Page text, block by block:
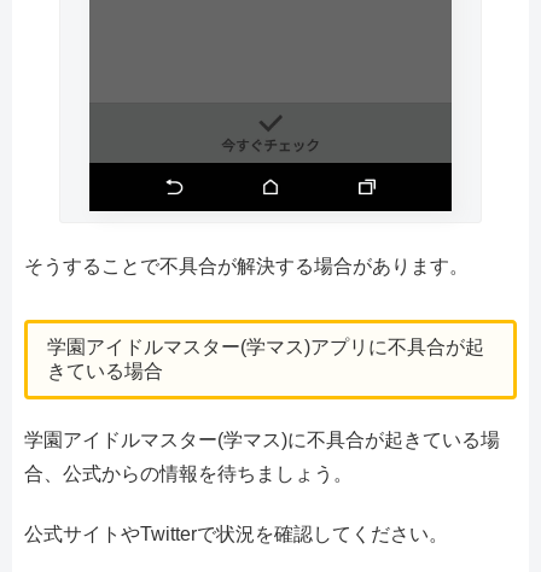
そうすることで不具合が解決する場合があります。
学園アイドルマスター(学マス)アプリに不具合が起
きている場合
学園アイドルマスター(学マス)に不具合が起きている場
合、公式からの情報を待ちましょう。
公式サイトやTwitterで状況を確認してください。